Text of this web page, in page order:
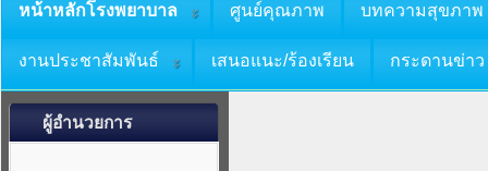
หน้าหลักโรงพยาบาล ศูนย์คุณภาพ บทความสุขภาพ
งานประชาสัมพันธ์ เสนอแนะ/ร้องเรียน กระดานข่าว
ผู้อำนวยการ